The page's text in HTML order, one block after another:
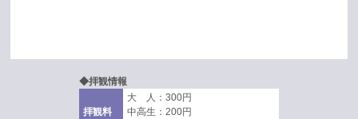
◆拝観情報
拝観料
大 人：300円
中高生：200円